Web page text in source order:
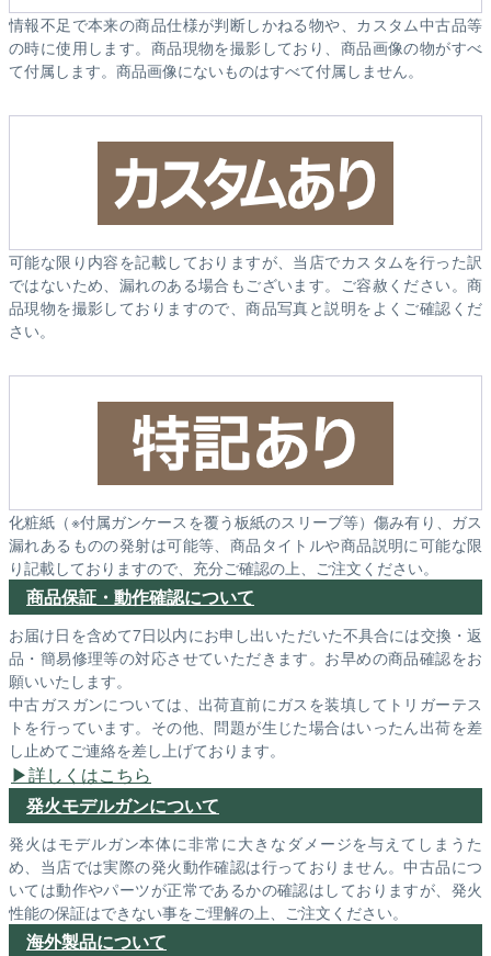
情報不足で本来の商品仕様が判断しかねる物や、カスタム中古品等
の時に使用します。商品現物を撮影しており、商品画像の物がすべ
て付属します。商品画像にないものはすべて付属しません。
可能な限り内容を記載しておりますが、当店でカスタムを行った訳
ではないため、漏れのある場合もございます。ご容赦ください。商
品現物を撮影しておりますので、商品写真と説明をよくご確認くだ
さい。
化粧紙（※付属ガンケースを覆う板紙のスリーブ等）傷み有り、ガス
漏れあるものの発射は可能等、商品タイトルや商品説明に可能な限
り記載しておりますので、充分ご確認の上、ご注文ください。
商品保証・動作確認について
お届け日を含めて7日以内にお申し出いただいた不具合には交換・返
品・簡易修理等の対応させていただきます。お早めの商品確認をお
願いいたします。
中古ガスガンについては、出荷直前にガスを装填してトリガーテス
トを行っています。その他、問題が生じた場合はいったん出荷を差
し止めてご連絡を差し上げております。
詳しくはこちら
発火モデルガンについて
発火はモデルガン本体に非常に大きなダメージを与えてしまうた
め、当店では実際の発火動作確認は行っておりません。中古品につ
いては動作やパーツが正常であるかの確認はしておりますが、発火
性能の保証はできない事をご理解の上、ご注文ください。
海外製品について